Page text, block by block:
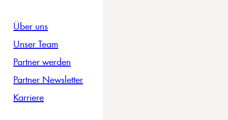
Über uns
Unser Team
Partner werden
Partner Newsletter
Karriere